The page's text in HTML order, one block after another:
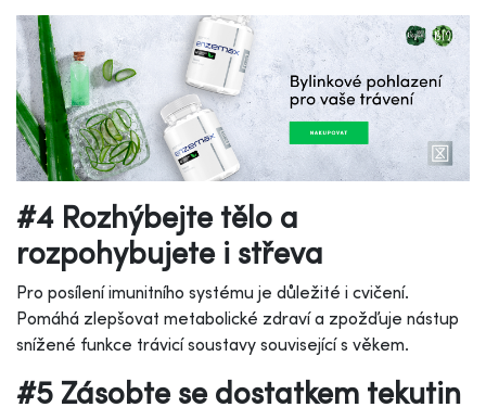
#4 Rozhýbejte tělo a
rozpohybujete i střeva
Pro posílení imunitního systému je důležité i cvičení.
Pomáhá zlepšovat metabolické zdraví a zpožďuje nástup
snížené funkce trávicí soustavy související s věkem.
#5 Zásobte se dostatkem tekutin